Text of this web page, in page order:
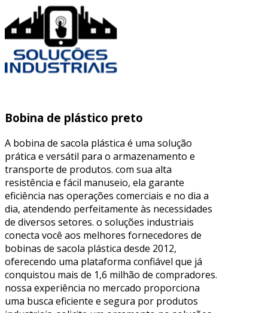
Bobina de plástico preto
A bobina de sacola plástica é uma solução
prática e versátil para o armazenamento e
transporte de produtos. com sua alta
resistência e fácil manuseio, ela garante
eficiência nas operações comerciais e no dia a
dia, atendendo perfeitamente às necessidades
de diversos setores. o soluções industriais
conecta você aos melhores fornecedores de
bobinas de sacola plástica desde 2012,
oferecendo uma plataforma confiável que já
conquistou mais de 1,6 milhão de compradores.
nossa experiência no mercado proporciona
uma busca eficiente e segura por produtos